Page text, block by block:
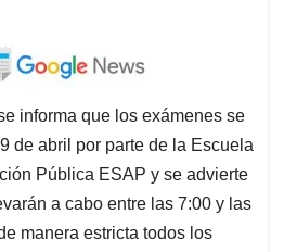
informa que los exámenes se
de abril por parte de la Escuela
Pública ESAP y se advierte
a cabo entre las 7:00 y las
manera estricta todos los